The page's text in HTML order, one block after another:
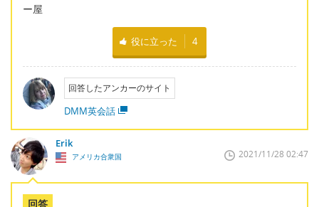
ー屋
役に立った 4
回答したアンカーのサイト
DMM英会話
Erik
アメリカ合衆国 2021/11/28 02:47
回答